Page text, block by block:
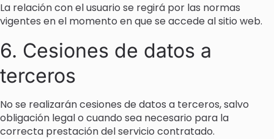
La relación con el usuario se regirá por las normas
vigentes en el momento en que se accede al sitio web.
6. Cesiones de datos a
terceros
No se realizarán cesiones de datos a terceros, salvo
obligación legal o cuando sea necesario para la
correcta prestación del servicio contratado.